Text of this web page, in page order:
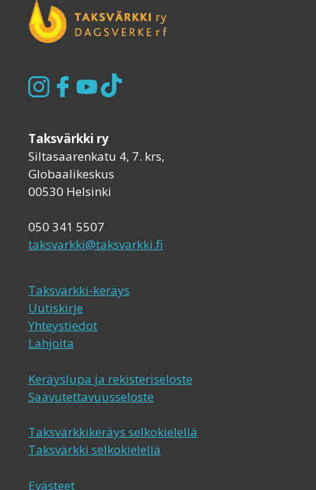
Taksvärkki ry
Siltasaarenkatu 4, 7. krs,
Globaalikeskus
00530 Helsinki
050 341 5507
taksvarkki@taksvarkki.fi
Taksvärkki-keräys
Uutiskirje
Yhteystiedot
Lahjoita
Keräyslupa ja rekisteriseloste
Saavutettavuusseloste
Taksvärkkikeräys selkokielellä
Taksvärkki selkokielellä
Evästeet